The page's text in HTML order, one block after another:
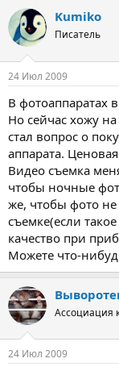
Kumiko
Писатель
24 Июл 2009
В фотоаппаратах
Но сейчас хожу
стал вопрос о
аппарата.
Видео съемка
чтобы ночные
же, чтобы фото
съемке(если
качество при
Можете что-
Ассоциация
24 Июл 2009